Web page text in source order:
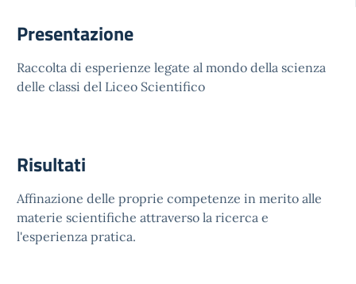
Presentazione
Raccolta di esperienze legate al mondo della scienza
delle classi del Liceo Scientifico
Risultati
Affinazione delle proprie competenze in merito alle
materie scientifiche attraverso la ricerca e
l'esperienza pratica.